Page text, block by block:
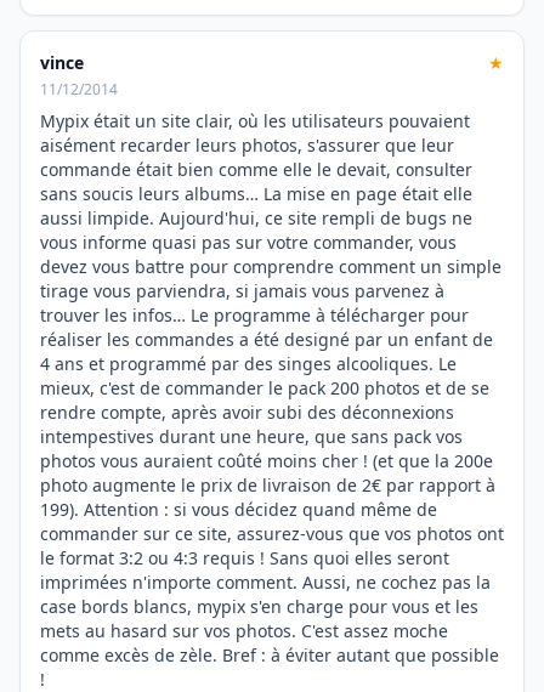
vince ★
11/12/2014
Mypix était un site clair, où les utilisateurs pouvaient
aisément recarder leurs photos, s'assurer que leur
commande était bien comme elle le devait, consulter
sans soucis leurs albums… La mise en page était elle
aussi limpide. Aujourd'hui, ce site rempli de bugs ne
vous informe quasi pas sur votre commander, vous
devez vous battre pour comprendre comment un simple
tirage vous parviendra, si jamais vous parvenez à
trouver les infos… Le programme à télécharger pour
réaliser les commandes a été designé par un enfant de
4 ans et programmé par des singes alcooliques. Le
mieux, c'est de commander le pack 200 photos et de se
rendre compte, après avoir subi des déconnexions
intempestives durant une heure, que sans pack vos
photos vous auraient coûté moins cher ! (et que la 200e
photo augmente le prix de livraison de 2€ par rapport à
199). Attention : si vous décidez quand même de
commander sur ce site, assurez-vous que vos photos ont
le format 3:2 ou 4:3 requis ! Sans quoi elles seront
imprimées n'importe comment. Aussi, ne cochez pas la
case bords blancs, mypix s'en charge pour vous et les
mets au hasard sur vos photos. C'est assez moche
comme excès de zèle. Bref : à éviter autant que possible
!